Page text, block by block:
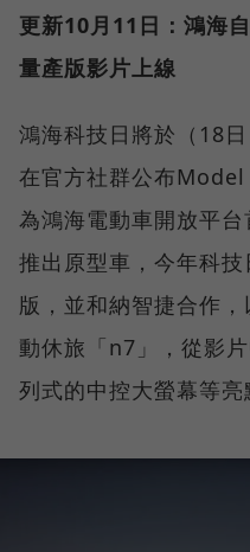
更新10月11日：鴻海
量產版影片上線
鴻海科技日將於（18
在官方社群公布
為鴻海電動車開放平
推出原型車，今年科
版，並和納智捷合作
動休旅「n7」，從影
列式的中控大螢幕等亮